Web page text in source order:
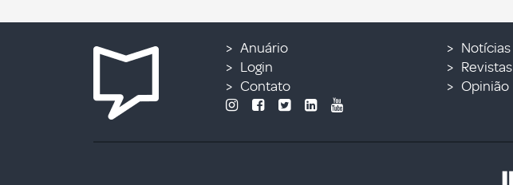
Anuário
Login
Contato
Notícias
Revistas
Opinião